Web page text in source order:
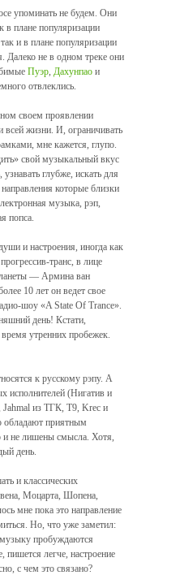
упоминать не будем. Они
плане популяризации
и в плане популяризации
Далеко не в одном треке они
Пуэр Дахунпао и
отвлеклись.
своем проявлении
всей жизни. И, ограничивать
мне кажется, глупо.
свой музыкальный вкус
глубже, искать для
которые близки
музыка, рэп,
попса.
и настроения, иногда как
транс, в лице
— Армина ван
10 лет он ведет свое
шоу «A State Of Trance».
день! Кстати,
утренних пробежек.
к русскому рэпу. А
исполнителей (Нигатив и
Jahmal из ТГК, Т9, Krec и
обладают приятным
и не лишены смысла. Хотя,
день.
и классических
Моцарта, Шопена,
мне пока это направление
Но, что уже заметил:
пробуждаются
пишется легче, настроение
с чем это связано?